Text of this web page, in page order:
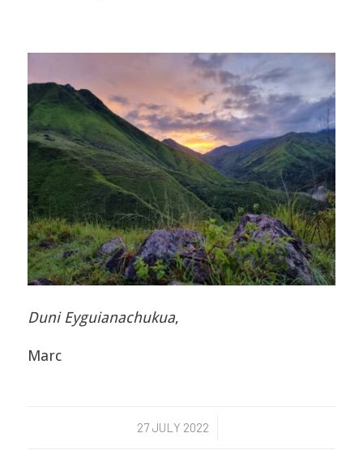
Duni Eyguianachukua,
Marc
27 JULY 2022
/